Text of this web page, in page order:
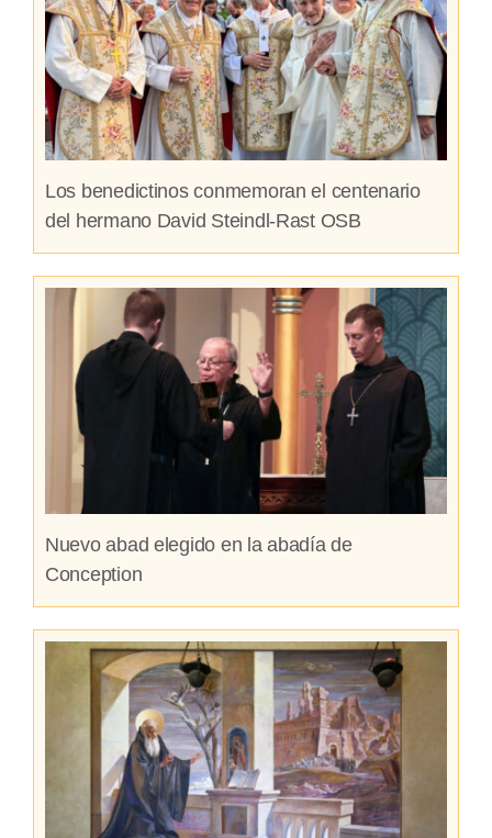
Los benedictinos conmemoran el centenario
del hermano David Steindl-Rast OSB
Nuevo abad elegido en la abadía de
Conception